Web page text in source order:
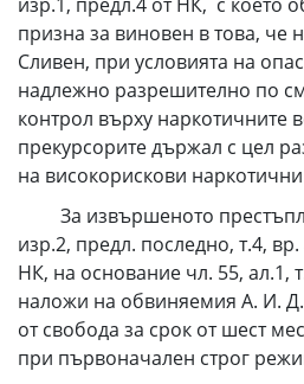
призна за виновен в това, че
Сливен, при условията на
надлежно разрешително по
контрол върху наркотичните
прекурсорите държал с цел
на високорискови
За извършеното
изр.2, предл. последно, т.4,
НК, на основание чл. 55, ал.1,
наложи на обвиняемия А. И.
от свобода за срок от шест
при първоначален строг